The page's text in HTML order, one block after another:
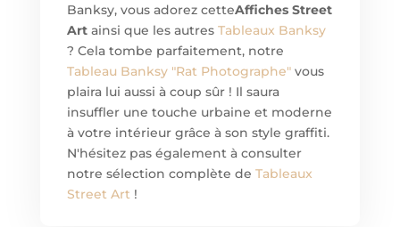
Banksy, vous adorez cetteAffiches Street
Artainsi que les autres Tableaux Banksy
? Cela tombe parfaitement, notre
Tableau Banksy "Rat Photographe"vous
plaira lui aussi à coup sûr ! Il saura
insuffler une touche urbaine et moderne
à votre intérieur grâce à son style graffiti.
N'hésitez pas également à consulter
notre sélection complète de Tableaux
Street Art!